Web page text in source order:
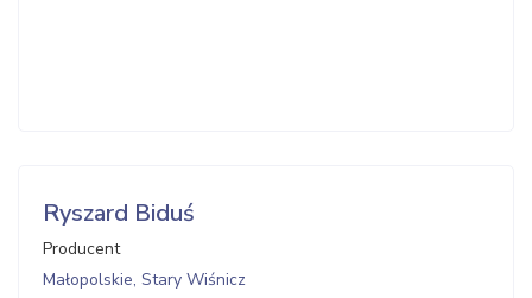
Ryszard Biduś
Producent
Małopolskie, Stary Wiśnicz